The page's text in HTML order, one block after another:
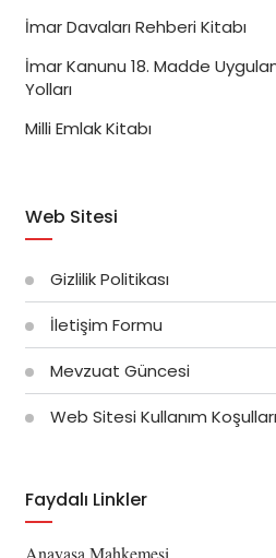
İmar Davaları Rehberi Kitabı
İmar Kanunu 18. Madde
Yolları
Milli Emlak Kitabı
Web Sitesi
Gizlilik Politikası
İletişim Formu
Mevzuat Güncesi
Web Sitesi Kullanım Koşulları
Faydalı Linkler
Anayasa Mahkemesi